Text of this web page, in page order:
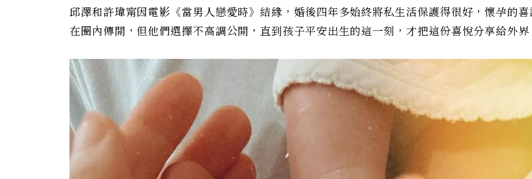
邱澤和許瑋甯因電影《當男人戀愛時》結緣，婚後四年多始終將私生活保護得很好，懷孕的
在圈內傳開，但他們選擇不高調公開，直到孩子平安出生的這一刻，才把這份喜悅分享給外界